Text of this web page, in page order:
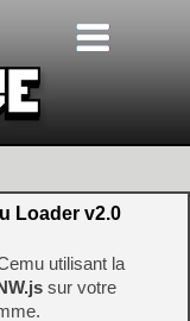
Loader v2.0
utilisant la
sur votre